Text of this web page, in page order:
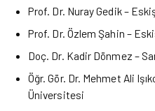
Prof. Dr. Nuray Gedik –
Prof. Dr. Özlem Şahin –
Doç. Dr. Kadir Dönmez –
Öğr. Gör. Dr. Mehmet Ali
Üniversitesi